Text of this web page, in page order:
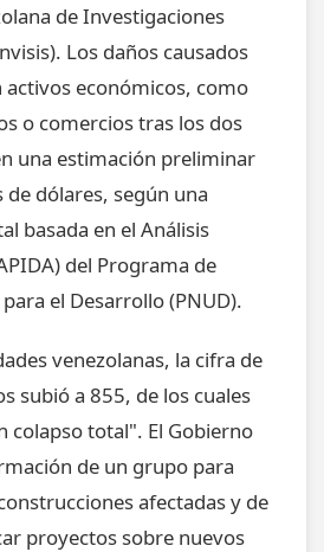
de Investigaciones
Los daños causados
activos económicos, como
o comercios tras los dos
una estimación preliminar
dólares, según una
basada en el Análisis
del Programa de
el Desarrollo (PNUD).
venezolanas, la cifra de
subió a 855, de los cuales
colapso total". El Gobierno
de un grupo para
afectadas y de
proyectos sobre nuevos